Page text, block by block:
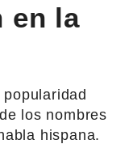
en la
los nombres
hispana.